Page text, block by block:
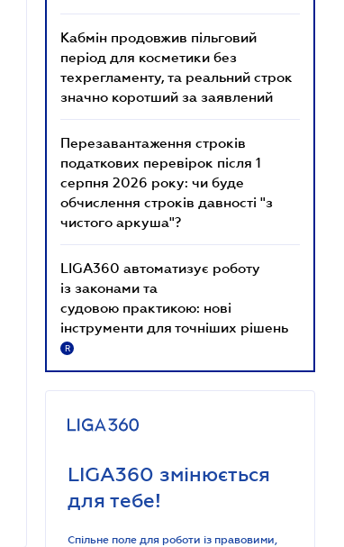
Кабмін продовжив пільговий
період для косметики без
техрегламенту, та реальний строк
значно коротший за заявлений
Перезавантаження строків
податкових перевірок після 1
серпня 2026 року: чи буде
обчислення строків давності "з
чистого аркуша"?
LIGA360 автоматизує роботу
із законами та
судовою практикою: нові
інструменти для точніших рішень
R
LIGA360 змінюється
для тебе!
Спільне поле для роботи із правовими,